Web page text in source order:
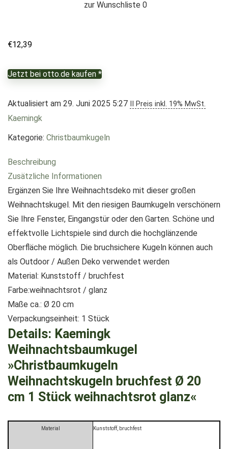
zur Wunschliste 0
€12,39
Jetzt bei otto.de kaufen *
Aktualisiert am 29. Juni 2025 5:27 II Preis inkl. 19% MwSt.
Kaemingk
Kategorie: Christbaumkugeln
Beschreibung
Zusätzliche Informationen
Ergänzen Sie Ihre Weihnachtsdeko mit dieser großen
Weihnachtskugel. Mit den riesigen Baumkugeln verschönern
Sie Ihre Fenster, Eingangstür oder den Garten. Schöne und
effektvolle Lichtspiele sind durch die hochglänzende
Oberfläche möglich. Die bruchsichere Kugeln können auch
als Outdoor / Außen Deko verwendet werden
Material: Kunststoff / bruchfest
Farbe:weihnachtsrot / glanz
Maße ca.: Ø 20 cm
Verpackungseinheit: 1 Stück
Details: Kaemingk
Weihnachtsbaumkugel
»Christbaumkugeln
Weihnachtskugeln bruchfest Ø 20
cm 1 Stück weihnachtsrot glanz«
Material Kunststoff, bruchfest